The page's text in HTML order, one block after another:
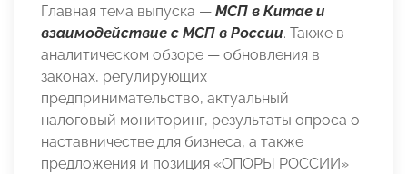
Главная тема выпуска — МСП в Китае и
взаимодействие с МСП в России. Также в
аналитическом обзоре — обновления в
законах, регулирующих
предпринимательство, актуальный
налоговый мониторинг, результаты опроса о
наставничестве для бизнеса, а также
предложения и позиция «ОПОРЫ РОССИИ»